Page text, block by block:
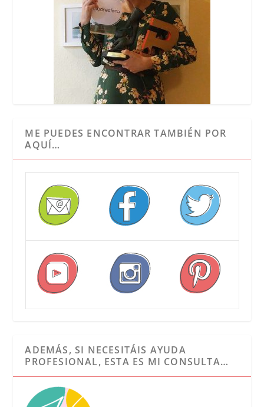
ME PUEDES ENCONTRAR TAMBIÉN POR
AQUÍ…
ADEMÁS, SI NECESITÁIS AYUDA
PROFESIONAL, ESTA ES MI CONSULTA…